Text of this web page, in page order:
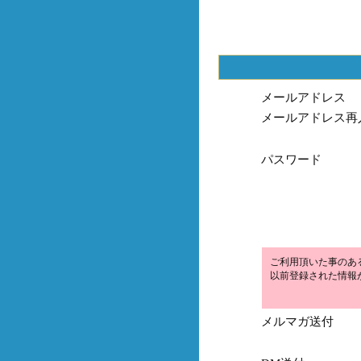
メールアドレス
メールアドレス再
パスワード
ご利用頂いた事の
以前登録された情報
メルマガ送付